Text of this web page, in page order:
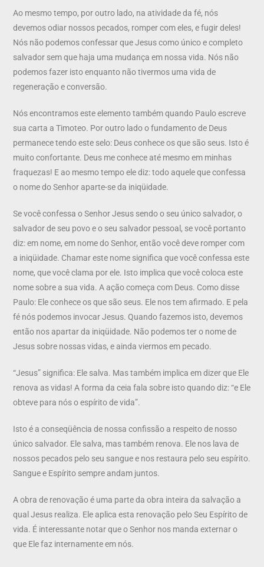
Ao mesmo tempo, por outro lado, na atividade da fé, nós
devemos odiar nossos pecados, romper com eles, e fugir deles!
Nós não podemos confessar que Jesus como único e completo
salvador sem que haja uma mudança em nossa vida. Nós não
podemos fazer isto enquanto não tivermos uma vida de
regeneração e conversão.
Nós encontramos este elemento também quando Paulo escreve
sua carta a Timoteo. Por outro lado o fundamento de Deus
permanece tendo este selo: Deus conhece os que são seus. Isto é
muito confortante. Deus me conhece até mesmo em minhas
fraquezas! E ao mesmo tempo ele diz: todo aquele que confessa
o nome do Senhor aparte-se da iniqüidade.
Se você confessa o Senhor Jesus sendo o seu único salvador, o
salvador de seu povo e o seu salvador pessoal, se você portanto
diz: em nome, em nome do Senhor, então você deve romper com
a iniqüidade. Chamar este nome significa que você confessa este
nome, que você clama por ele. Isto implica que você coloca este
nome sobre a sua vida. A ação começa com Deus. Como disse
Paulo: Ele conhece os que são seus. Ele nos tem afirmado. E pela
fé nós podemos invocar Jesus. Quando fazemos isto, devemos
então nos apartar da iniqüidade. Não podemos ter o nome de
Jesus sobre nossas vidas, e ainda viermos em pecado.
“Jesus” significa: Ele salva. Mas também implica em dizer que Ele
renova as vidas! A forma da ceia fala sobre isto quando diz: “e Ele
obteve para nós o espírito de vida”.
Isto é a conseqüência de nossa confissão a respeito de nosso
único salvador. Ele salva, mas também renova. Ele nos lava de
nossos pecados pelo seu sangue e nos restaura pelo seu espírito.
Sangue e Espírito sempre andam juntos.
A obra de renovação é uma parte da obra inteira da salvação a
qual Jesus realiza. Ele aplica esta renovação pelo Seu Espírito de
vida. É interessante notar que o Senhor nos manda externar o
que Ele faz internamente em nós.